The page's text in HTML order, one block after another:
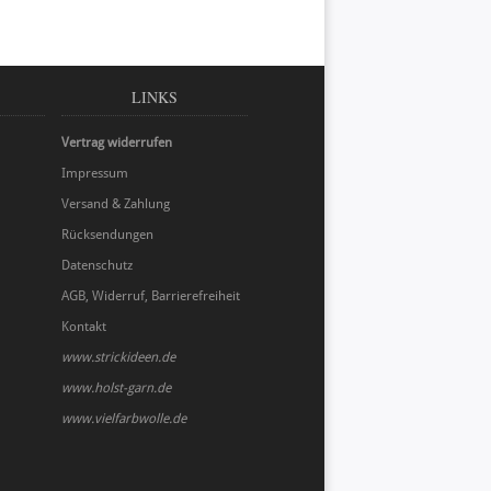
LINKS
Vertrag widerrufen
Impressum
Versand & Zahlung
Rücksendungen
Datenschutz
AGB, Widerruf, Barrierefreiheit
Kontakt
www.strickideen.de
www.holst-garn.de
www.vielfarbwolle.de